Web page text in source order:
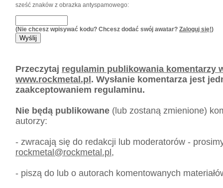
sześć znaków z obrazka antyspamowego:
(Nie chcesz wpisywać kodu? Chcesz dodać swój awatar? Zaloguj się!)
Przeczytaj regulamin publikowania komentarzy
www.rockmetal.pl. Wysłanie komentarza jest
zaakceptowaniem regulaminu.
Nie będą publikowane (lub zostaną zmienione)
autorzy:
- zwracają się do redakcji lub moderatorów -
rockmetal@rockmetal.pl,
- piszą do lub o autorach komentowanych